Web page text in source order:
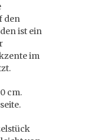
den
ist ein
im
cm.